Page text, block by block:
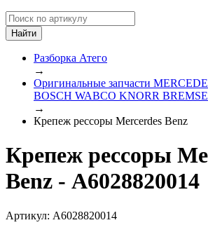
Разборка Атего
→
Оригинальные запчасти
BOSCH WABCO KNORR BREMSE
→
Крепеж рессоры Mercerdes Benz
Крепеж рессоры
Benz - А6028820014
Артикул: А6028820014